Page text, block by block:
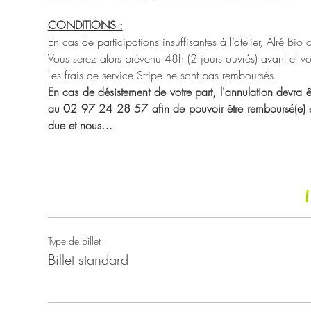
CONDITIONS :
En cas de participations insuffisantes à l’atelier, Alré
Vous serez alors prévenu 48h (2 jours ouvrés) avant et
Les frais de service Stripe ne sont pas remboursés.
En cas de désistement de votre part, l'annulation
au 02 97 24 28 57 afin de pouvoir être remboursé(e)
due et nous…
Type de billet
Billet standard